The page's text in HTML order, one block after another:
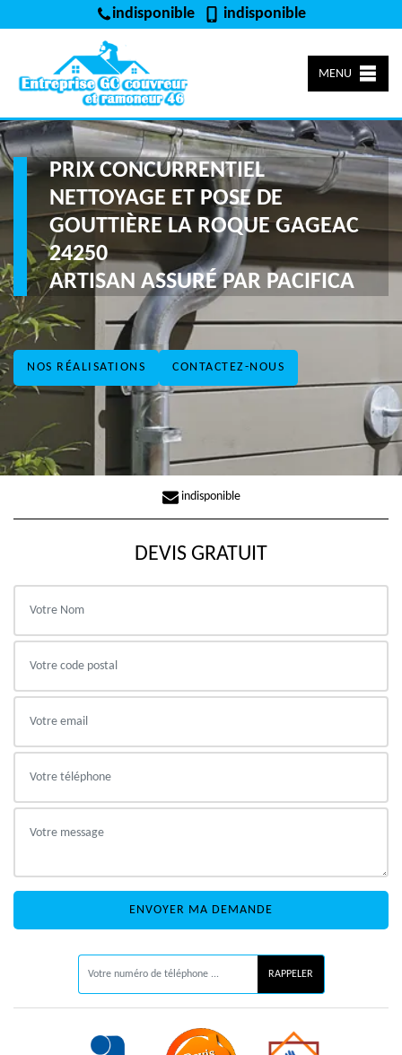
indisponible indisponible
MENU
NOS RÉALISATIONS CONTACTEZ-NOUS
PRIX CONCURRENTIEL
NETTOYAGE ET POSE DE
GOUTTIÈRE LA ROQUE GAGEAC
24250
ARTISAN ASSURÉ PAR PACIFICA
indisponible
DEVIS GRATUIT